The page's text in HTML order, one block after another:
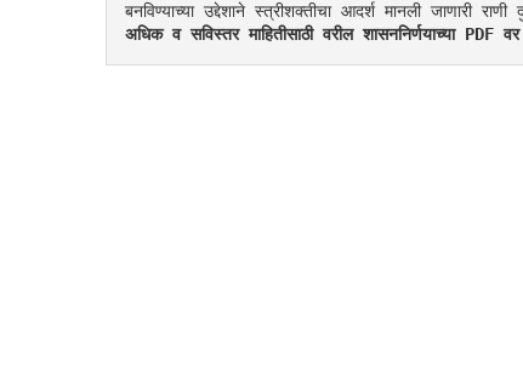
बनविण्याच्या उद्देशाने स्त्रीशक्तीचा आदर्श मानली जाणारी
अधिक व सविस्तर माहितीसाठी वरील